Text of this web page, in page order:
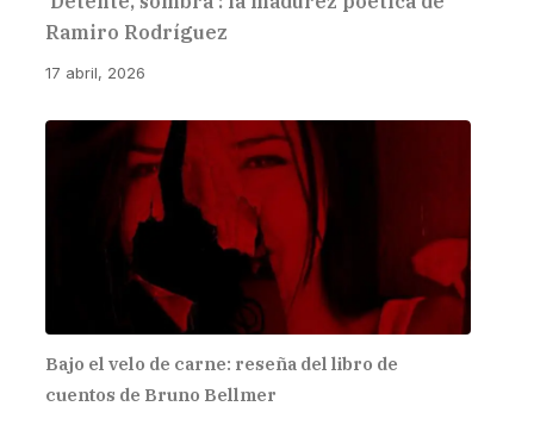
Ramiro Rodríguez
17 abril, 2026
Bajo el velo de carne: reseña del libro de
cuentos de Bruno Bellmer